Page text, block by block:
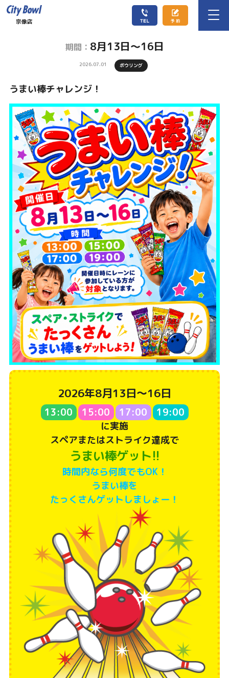
宗像店
期間： 8月13日～16日
2026.07.01 ボウリング
うまい棒チャレンジ！
2026年8月13日～16日
13:00 15:00 17:00
19:00
に実施
スペアまたはストライク達成で
うまい棒ゲット!!
時間内なら何度でもOK！
うまい棒を
たっくさんゲットしましょー！